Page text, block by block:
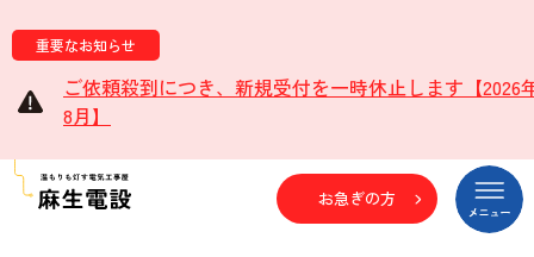
重要なお知らせ
ご依頼殺到につき、新規受付を一時休止します【2026
8月】
お急ぎの方